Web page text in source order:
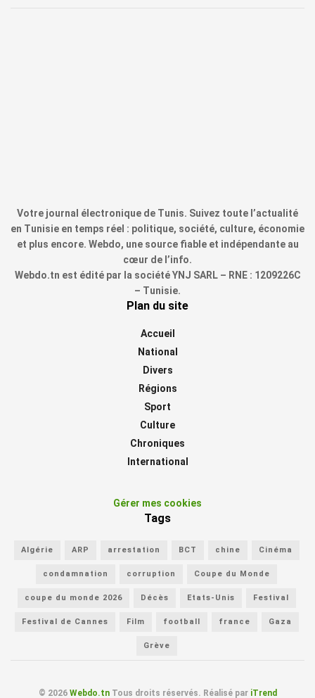
Votre journal électronique de Tunis. Suivez toute l’actualité
en Tunisie en temps réel : politique, société, culture, économie
et plus encore. Webdo, une source fiable et indépendante au
cœur de l’info.
Webdo.tn est édité par la société YNJ SARL – RNE : 1209226C
– Tunisie.
Plan du site
Accueil
National
Divers
Régions
Sport
Culture
Chroniques
International
Gérer mes cookies
Tags
Algérie ARP arrestation BCT chine Cinéma
condamnation corruption Coupe du Monde
coupe du monde 2026 Décès Etats-Unis Festival
Festival de Cannes Film football france Gaza
Grève
© 2026 Webdo.tnTous droits réservés. Réalisé par iTrend